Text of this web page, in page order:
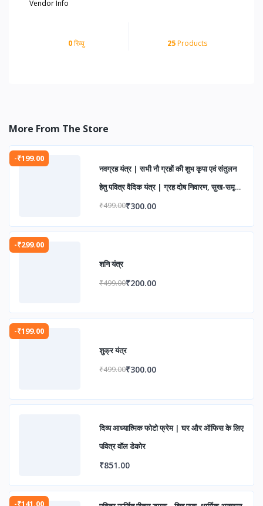
Vendor Info
0रिव्यु 25Products
More From The Store
-₹199.00
नवग्रह यंत्र | सभी नौ ग्रहों की शुभ कृपा एवं संतुलन
हेतु पवित्र वैदिक यंत्र | ग्रह दोष निवारण, सुख-समृद्धि
एवं आध्यात्मिक उन्नति के लिए
₹499.00₹300.00
-₹299.00
शनि यंत्र
₹499.00₹200.00
-₹199.00
शुक्र यंत्र
₹499.00₹300.00
दिव्य आध्यात्मिक फोटो फ्रेम | घर और ऑफिस के लिए
पवित्र वॉल डेकोर
₹851.00
-₹141.00